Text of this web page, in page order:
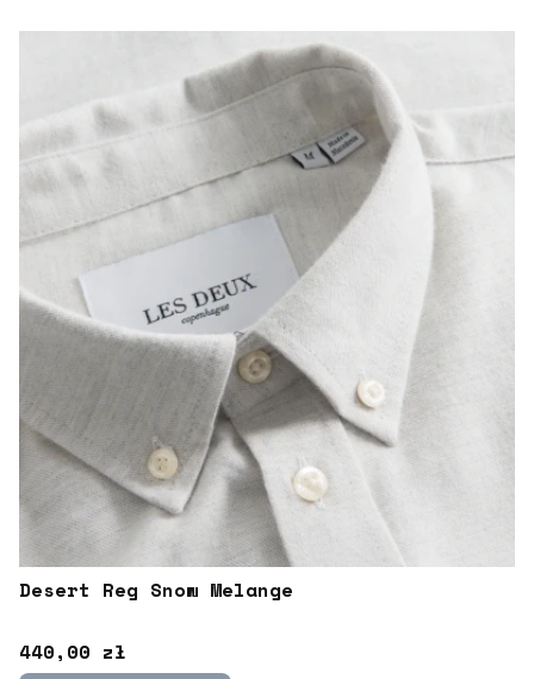
Desert Reg Snow Melange
Cena
440,00 zł